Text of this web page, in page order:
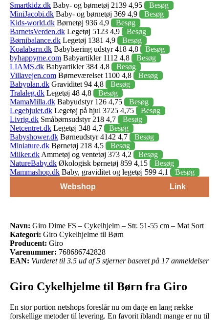
Smartkidz.dk Baby- og børnetøj 2139 4,95
Besøg
MiniJacobi.dk Baby- og børnetøj 369 4,9
Besøg
Kids-world.dk Børnetøj 936 4,9
Besøg
BarnetsVerden.dk Legetøj 5123 4,9
Besøg
Børnibalance.dk Legetøj 1381 4,9
Besøg
Koalabarn.dk Babybæring udstyr 418 4,8
Besøg
byhappyme.com Babyartikler 1112 4,8
Besøg
LIAMS.dk Babyartikler 384 4,8
Besøg
Villavejen.com Børneværelset 1100 4,8
Besøg
Babyplan.dk Graviditet 94 4,8
Besøg
Tralaleg.dk Legetøj 48 4,8
Besøg
MamaMilla.dk Babyudstyr 126 4,75
Besøg
Legehjulet.dk Legetøj på hjul 3725 4,75
Besøg
Livrig.dk Småbørnsudstyr 218 4,7
Besøg
Netcentret.dk Legetøj 348 4,7
Besøg
Babyshower.dk Børneudstyr 4142 4,7
Besøg
Miniature.dk Børnetøj 218 4,5
Besøg
Milker.dk Ammetøj og ventetøj 373 4,2
Besøg
NatureBaby.dk Økologisk børnetøj 859 4,15
Besøg
Mammashop.dk Baby, graviditet og legetøj 599 4,1
Besøg
Webshop
Link
Navn: Giro Dime FS – Cykelhjelm – Str. 51-55 cm – Mat Sort
Kategori: Giro Cykelhjelme til Børn
Producent: Giro
Varenummer: 768686742828
EAN: Vurderet til 3.5 ud af 5 stjerner baseret på 17 anmeldelser
Giro Cykelhjelme til Børn fra Giro
En stor portion netshops foreslår nu om dage en lang række
forskellige metoder til levering. En favorit iblandt mange er nu til